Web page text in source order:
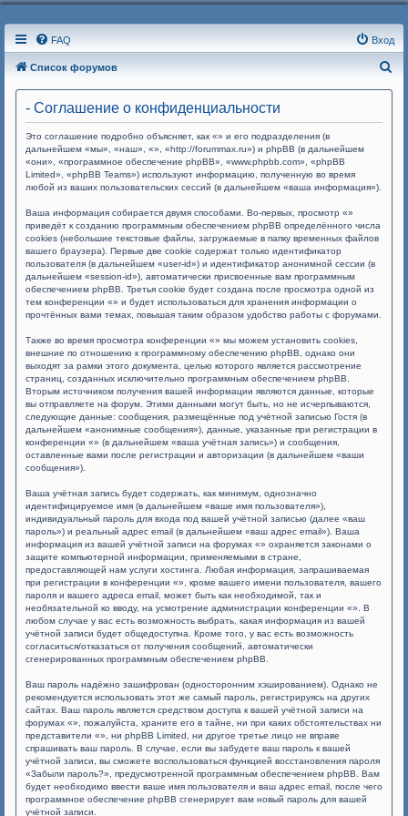
FAQ Вход
Список форумов
- Соглашение о конфиденциальности
Это соглашение подробно объясняет, как «» и его подразделения (в
дальнейшем «мы», «наш», «», «http://forummax.ru») и phpBB (в дальнейшем
«они», «программное обеспечение phpBB», «www.phpbb.com», «phpBB
Limited», «phpBB Teams») используют информацию, полученную во время
любой из ваших пользовательских сессий (в дальнейшем «ваша информация»).
Ваша информация собирается двумя способами. Во-первых, просмотр «»
приведёт к созданию программным обеспечением phpBB определённого числа
cookies (небольшие текстовые файлы, загружаемые в папку временных файлов
вашего браузера). Первые две cookie содержат только идентификатор
пользователя (в дальнейшем «user-id») и идентификатор анонимной сессии (в
дальнейшем «session-id»), автоматически присвоенные вам программным
обеспечением phpBB. Третья cookie будет создана после просмотра одной из
тем конференции «» и будет использоваться для хранения информации о
прочтённых вами темах, повышая таким образом удобство работы с форумами.
Также во время просмотра конференции «» мы можем установить cookies,
внешние по отношению к программному обеспечению phpBB, однако они
выходят за рамки этого документа, целью которого является рассмотрение
страниц, созданных исключительно программным обеспечением phpBB.
Вторым источником получения вашей информации являются данные, которые
вы отправляете на форум. Этими данными могут быть, но не исчерпываются,
следующие данные: сообщения, размещённые под учётной записью Гостя (в
дальнейшем «анонимные сообщения»), данные, указанные при регистрации в
конференции «» (в дальнейшем «ваша учётная запись») и сообщения,
оставленные вами после регистрации и авторизации (в дальнейшем «ваши
сообщения»).
Ваша учётная запись будет содержать, как минимум, однозначно
идентифицируемое имя (в дальнейшем «ваше имя пользователя»),
индивидуальный пароль для входа под вашей учётной записью (далее «ваш
пароль») и реальный адрес email (в дальнейшем «ваш адрес email»). Ваша
информация из вашей учётной записи на форумах «» охраняется законами о
защите компьютерной информации, применяемыми в стране,
предоставляющей нам услуги хостинга. Любая информация, запрашиваемая
при регистрации в конференции «», кроме вашего имени пользователя, вашего
пароля и вашего адреса email, может быть как необходимой, так и
необязательной ко вводу, на усмотрение администрации конференции «». В
любом случае у вас есть возможность выбрать, какая информация из вашей
учётной записи будет общедоступна. Кроме того, у вас есть возможность
согласиться/отказаться от получения сообщений, автоматически
сгенерированных программным обеспечением phpBB.
Ваш пароль надёжно зашифрован (односторонним хэшированием). Однако не
рекомендуется использовать этот же самый пароль, регистрируясь на других
сайтах. Ваш пароль является средством доступа к вашей учётной записи на
форумах «», пожалуйста, храните его в тайне, ни при каких обстоятельствах ни
представители «», ни phpBB Limited, ни другое третье лицо не вправе
спрашивать ваш пароль. В случае, если вы забудете ваш пароль к вашей
учётной записи, вы сможете воспользоваться функцией восстановления пароля
«Забыли пароль?», предусмотренной программным обеспечением phpBB. Вам
будет необходимо ввести ваше имя пользователя и ваш адрес email, после чего
программное обеспечение phpBB сгенерирует вам новый пароль для вашей
учётной записи.